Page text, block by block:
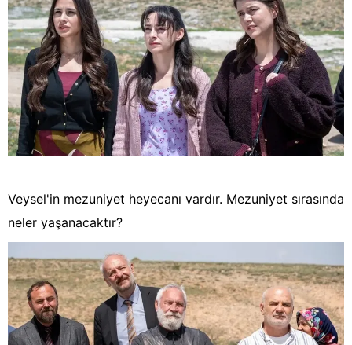
Veysel'in mezuniyet heyecanı vardır. Mezuniyet sırasında
neler yaşanacaktır?